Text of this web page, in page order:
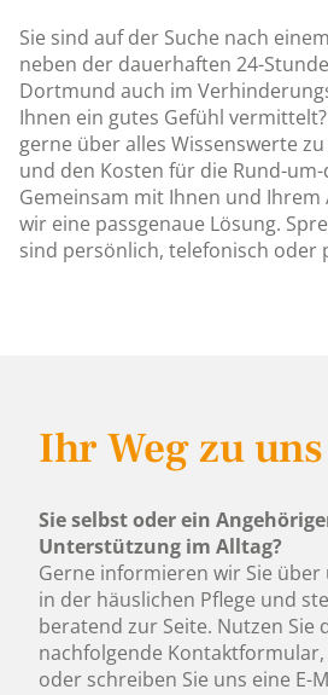
Sie sind auf der Suche nach
neben der dauerhaften 24-
Dortmund auch im
Ihnen ein gutes Gefühl
gerne über alles Wissenswerte
und den Kosten für die Rund-
Gemeinsam mit Ihnen und
wir eine passgenaue Lösung.
sind persönlich, telefonisch oder
Ihr Weg zu uns
Sie selbst oder ein
Unterstützung im Alltag?
Gerne informieren wir Sie über
in der häuslichen Pflege und
beratend zur Seite. Nutzen Sie
nachfolgende Kontaktformular,
oder schreiben Sie uns eine E-